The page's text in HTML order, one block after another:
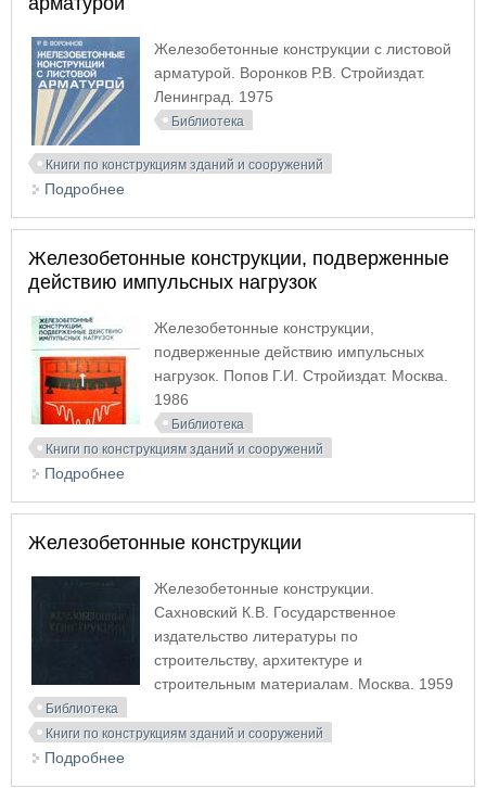
Железобетонные конструкции с листовой
арматурой. Воронков Р.В. Стройиздат.
Ленинград. 1975
Библиотека
Книги по конструкциям зданий и сооружений
Подробнее
Железобетонные конструкции, подверженные
действию импульсных нагрузок
Железобетонные конструкции,
подверженные действию импульсных
нагрузок. Попов Г.И. Стройиздат. Москва.
1986
Библиотека
Книги по конструкциям зданий и сооружений
Подробнее
Железобетонные конструкции
Железобетонные конструкции.
Сахновский К.В. Государственное
издательство литературы по
строительству, архитектуре и
строительным материалам. Москва. 1959
Библиотека
Книги по конструкциям зданий и сооружений
Подробнее